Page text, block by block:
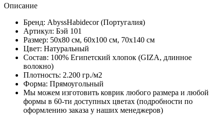
Описание
Бренд: AbyssHabidecor (Португалия)
Артикул: Бэй 101
Размер: 50х80 см, 60х100 см, 70х140 см
Цвет: Натуральный
Состав: 100% Египетский хлопок (GIZA, длинное
волокно)
Плотность: 2.200 гр./м2
Форма: Прямоугольный
Мы можем изготовить коврик любого размера и любой
формы в 60-ти доступных цветах (подробности по
оформлению заказа у наших менеджеров)